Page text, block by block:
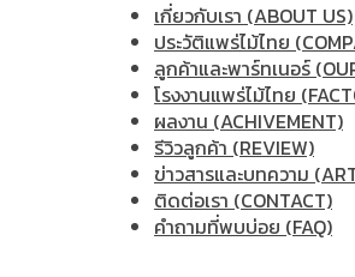
เกี่ยวกับเรา (ABOUT US)
ประวัติแพร่ไม้ไทย
ลูกค้าและพาร์ทเนอร์
โรงงานแพร่ไม้ไทย
ผลงาน (ACHIVEMENT)
รีวิวลูกค้า (REVIEW)
ข่าวสารและบทความ
ติดต่อเรา (CONTACT)
คำถามที่พบบ่อย (FAQ)